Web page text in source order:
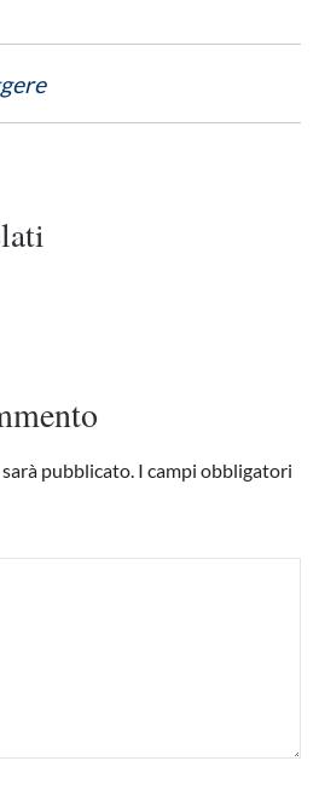
pubblicato. I campi obbligatori